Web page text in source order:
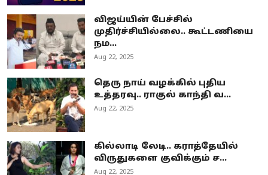
விஜய்யின் பேச்சில்
முதிர்ச்சியில்லை.. கூட்டணியை
நம...
Aug 22, 2025
தெரு நாய் வழக்கில் புதிய
உத்தரவு.. ராகுல் காந்தி வ...
Aug 22, 2025
கில்லாடி லேடி.. கராத்தேயில்
விருதுகளை குவிக்கும் ச...
Aug 22, 2025